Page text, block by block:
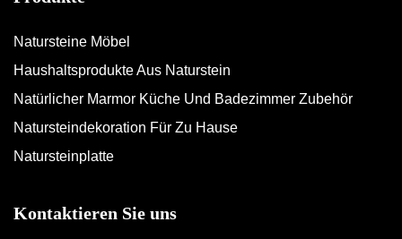
Natursteine Möbel
Haushaltsprodukte Aus Naturstein
Natürlicher Marmor Küche Und Badezimmer Zubehör
Natursteindekoration Für Zu Hause
Natursteinplatte
Kontaktieren Sie uns